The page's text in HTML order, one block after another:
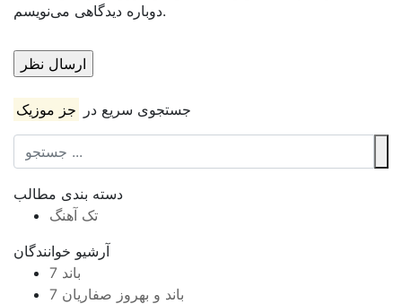
دوباره دیدگاهی می‌نویسم.
جستجوی سریع در جز موزیک
دسته بندی مطالب
تک آهنگ
آرشیو خوانندگان
7 باند
7 باند و بهروز صفاریان